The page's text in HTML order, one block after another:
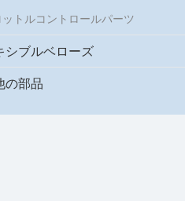
ットルコントロールパーツ
シブルベローズ
の部品